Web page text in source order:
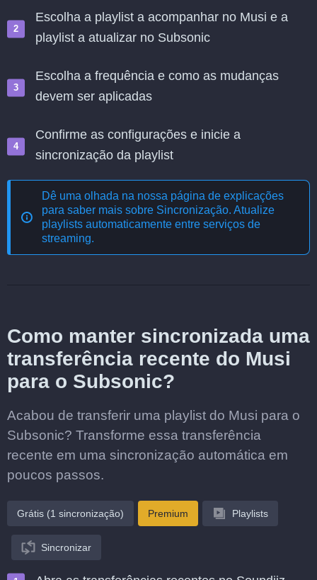
Escolha a playlist a acompanhar no Musi e a
playlist a atualizar no Subsonic
Escolha a frequência e como as mudanças
devem ser aplicadas
Confirme as configurações e inicie a
sincronização da playlist
Dê uma olhada na nossa página de explicações
para saber mais sobre Sincronização. Atualize
playlists automaticamente entre serviços de
streaming.
Como manter sincronizada uma
transferência recente do Musi
para o Subsonic?
Acabou de transferir uma playlist do Musi para o
Subsonic? Transforme essa transferência
recente em uma sincronização automática em
poucos passos.
Grátis (1 sincronização) Premium Playlists
Sincronizar